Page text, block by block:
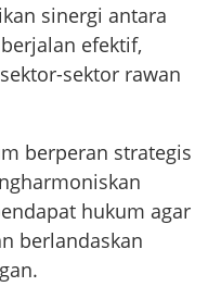
sinergi antara
efektif,
sektor rawan
berperan strategis
hukum agar
berlandaskan